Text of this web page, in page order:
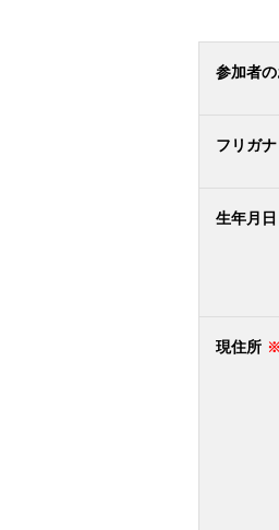
参加者
フリガナ
生年月日
現住所